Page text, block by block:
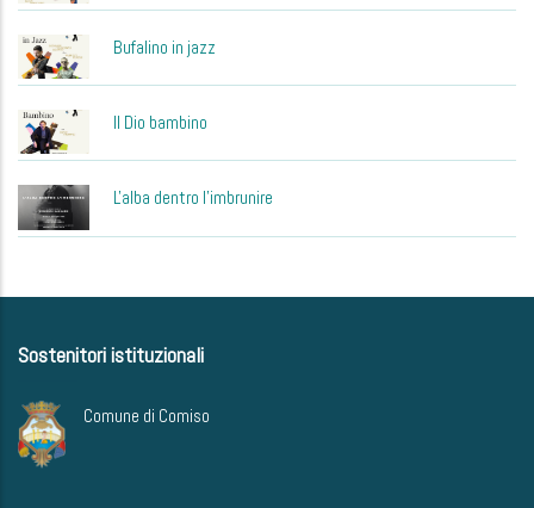
Bufalino in jazz
Il Dio bambino
L'alba dentro l'imbrunire
Sostenitori istituzionali
Comune di Comiso